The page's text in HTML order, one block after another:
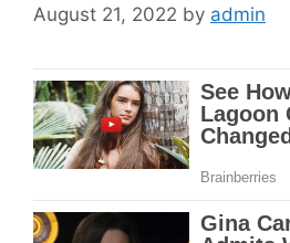
August 21, 2022 by admin